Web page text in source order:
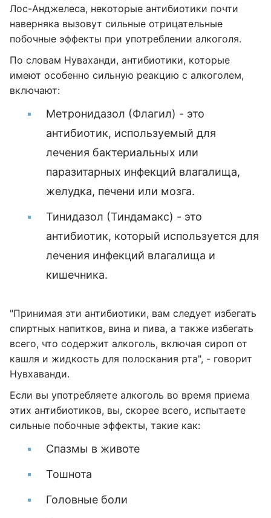
Лос-Анджелеса, некоторые антибиотики почти
наверняка вызовут сильные отрицательные
побочные эффекты при употреблении алкоголя.
По словам Нуваханди, антибиотики, которые
имеют особенно сильную реакцию с алкоголем,
включают:
Метронидазол (Флагил) - это
антибиотик, используемый для
лечения бактериальных или
паразитарных инфекций влагалища,
желудка, печени или мозга.
Тинидазол (Тиндамакс) - это
антибиотик, который используется для
лечения инфекций влагалища и
кишечника.
"Принимая эти антибиотики, вам следует избегать
спиртных напитков, вина и пива, а также избегать
всего, что содержит алкоголь, включая сироп от
кашля и жидкость для полоскания рта", - говорит
Нувхаванди.
Если вы употребляете алкоголь во время приема
этих антибиотиков, вы, скорее всего, испытаете
сильные побочные эффекты, такие как:
Спазмы в животе
Тошнота
Головные боли